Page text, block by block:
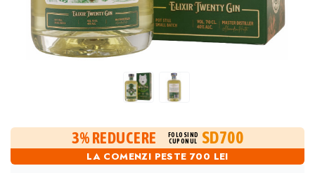
3% REDUCERE
FOLOSIND
CUPONUL
SD700
LA COMENZI PESTE 700 LEI